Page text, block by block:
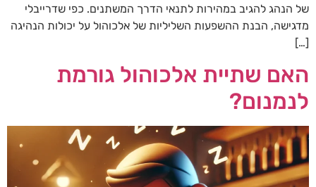
של הנהג להגיב במהירות לתנאי הדרך המשתנים. כפי שדרייבלי
מדגישה, הבנת ההשפעות השליליות של אלכוהול על יכולות הנהיגה
[…]
האם שתיית אלכוהול גורמת
לנמנום?